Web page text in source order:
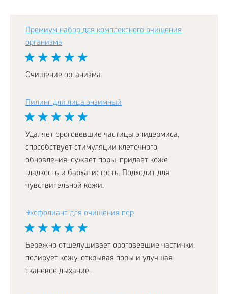
Премиум набор для комплексного очищения
организма
Очищение организма
Пилинг для лица энзимный
Удаляет ороговевшие частицы эпидермиса,
способствует стимуляции клеточного
обновления, сужает поры, придает коже
гладкость и бархатистость. Подходит для
чувствительной кожи.
Эксфолиант для очищения пор
Бережно отшелушивает ороговевшие частички,
полирует кожу, открывая поры и улучшая
тканевое дыхание.